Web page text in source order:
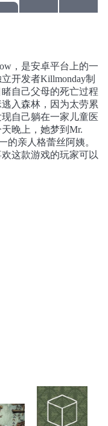
，是安卓平台上的一
开发者Killmonday制
自己父母的死亡过程
入森林，因为太劳累
自己躺在一家儿童医
晚上，她梦到Mr.
的亲人格蕾丝阿姨。
这款游戏的玩家可以